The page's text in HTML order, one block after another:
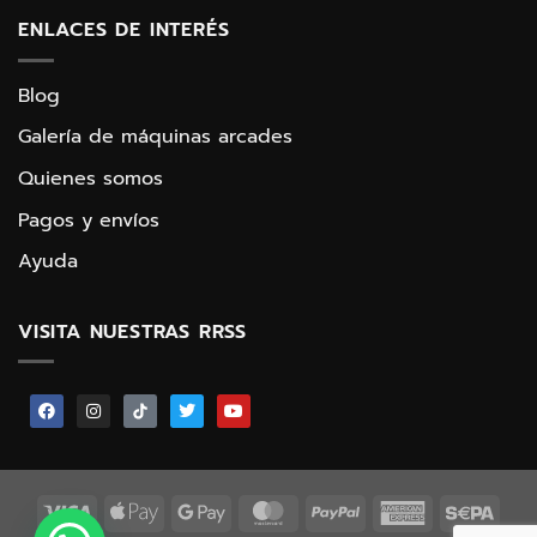
ENLACES DE INTERÉS
Blog
Galería de máquinas arcades
Quienes somos
Pagos y envíos
Ayuda
VISITA NUESTRAS RRSS